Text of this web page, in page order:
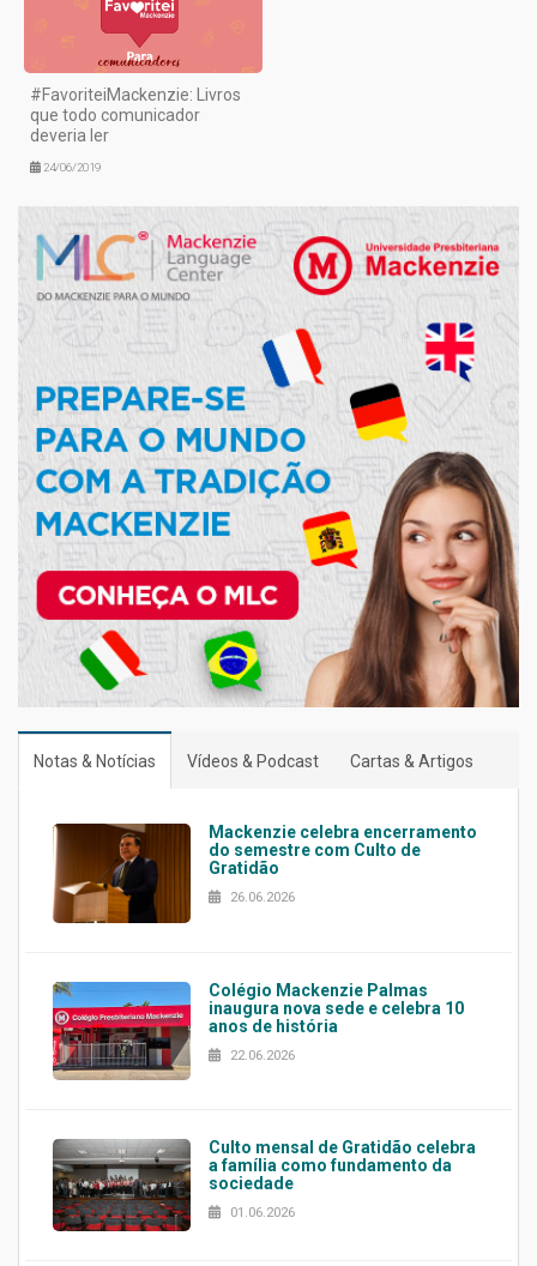
#FavoriteiMackenzie: Livros
que todo comunicador
deveria ler
24/06/2019
Notas & Notícias Vídeos & Podcast Cartas & Artigos
Mackenzie celebra encerramento
do semestre com Culto de
Gratidão
26.06.2026
Colégio Mackenzie Palmas
inaugura nova sede e celebra 10
anos de história
22.06.2026
Culto mensal de Gratidão celebra
a família como fundamento da
sociedade
01.06.2026